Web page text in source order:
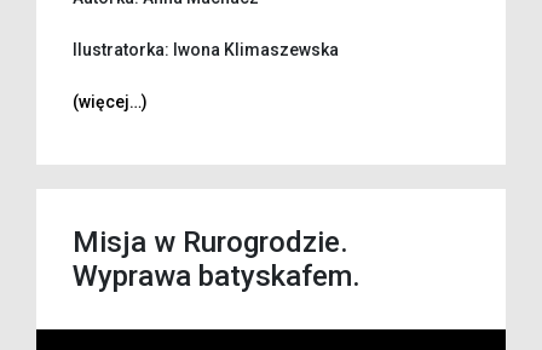
Ilustratorka: Iwona Klimaszewska
(więcej…)
Misja w Rurogrodzie.
Wyprawa batyskafem.